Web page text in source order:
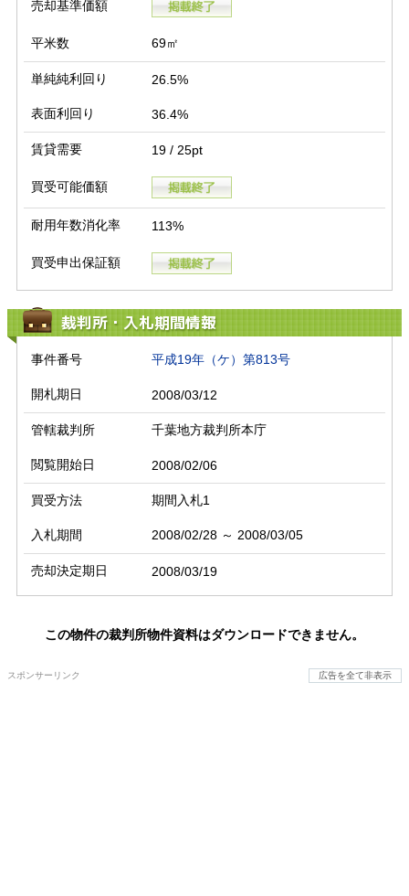
売却基準価額
平米数 69㎡
単純純利回り 26.5%
表面利回り 36.4%
賃貸需要 19 / 25pt
買受可能価額
耐用年数消化率 113%
買受申出保証額
裁判所・入札期間情報
事件番号 平成19年（ケ）第813号
開札期日 2008/03/12
管轄裁判所 千葉地方裁判所本庁
閲覧開始日 2008/02/06
買受方法 期間入札1
入札期間 2008/02/28 ～ 2008/03/05
売却決定期日 2008/03/19
この物件の裁判所物件資料はダウンロードできません。
スポンサーリンク 広告を全て非表示